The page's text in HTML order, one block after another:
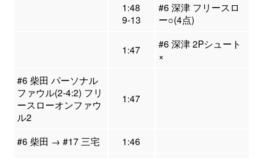
1:48
9-13
#6 深津 フリースロ
ー○(4点)
1:47
#6 深津 2Pシュート
×
#6 柴田 パーソナル
ファウル(2-4:2) フリ
ースローオンファウ
ル2
1:47
#6 柴田 → #17 三宅
1:46